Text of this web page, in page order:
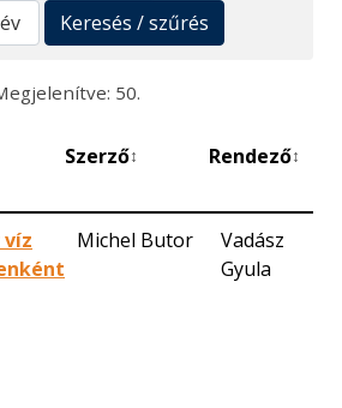
Keresés / szűrés
50.
Szerző↕ Rendező↕
víz
Michel Butor
Vadász
Gyula